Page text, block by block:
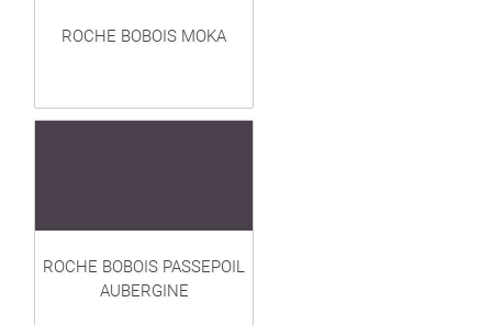
ROCHE BOBOIS MOKA
ROCHE BOBOIS PASSEPOIL
AUBERGINE